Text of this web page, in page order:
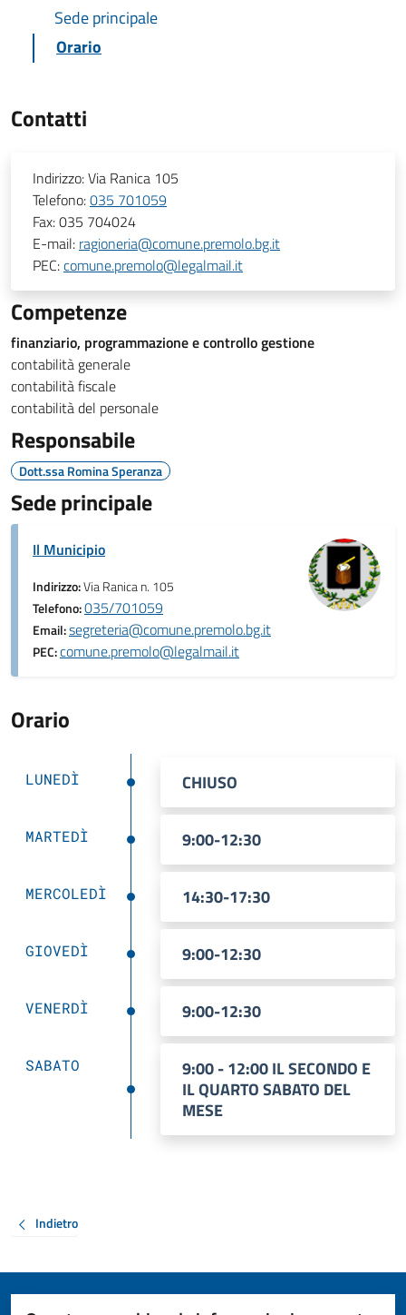
Sede principale
Orario
Contatti
Indirizzo:Via Ranica 105
Telefono:035 701059
Fax:035 704024
E-mail: ragioneria@comune.premolo.bg.it
PEC:comune.premolo@legalmail.it
Competenze
finanziario, programmazione e controllo gestione
contabilità generale
contabilità fiscale
contabilità del personale
Responsabile
Dott.ssa Romina Speranza
Sede principale
Il Municipio
Indirizzo:Via Ranica n. 105
Telefono:035/701059
Email:segreteria@comune.premolo.bg.it
PEC:comune.premolo@legalmail.it
Orario
LUNEDÌ CHIUSO
MARTEDÌ 9:00-12:30
MERCOLEDÌ 14:30-17:30
GIOVEDÌ 9:00-12:30
VENERDÌ 9:00-12:30
SABATO
9:00 - 12:00 IL SECONDO E
IL QUARTO SABATO DEL
MESE
Indietro